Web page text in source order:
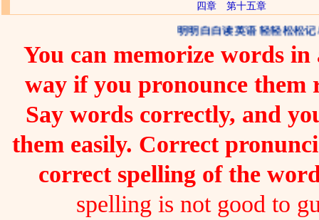
四章
第十五章
明明白白读英语 轻轻松松记单
You can memorize words in
way if you pronounce them
Say words correctly, and
them easily. Correct
correct spelling of the
spelling is not good to